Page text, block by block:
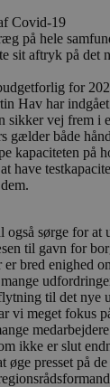
Covid-19
på hele
sit aftryk på det
for
Hav har
sikker vej frem i
gælder både
kapaciteten på
have
også sørge for at
til gavn for
er bred enighed
til det nye
vi meget fokus
ikke er slut
presset på de